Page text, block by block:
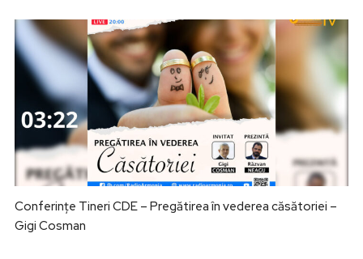
Conferințe Tineri CDE – Pregătirea în vederea căsătoriei –
Gigi Cosman